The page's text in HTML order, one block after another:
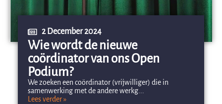
2 December 2024
Wie wordt de nieuwe
coördinator van ons Open
Podium?
We zoeken een coördinator (vrijwilliger) die in
samenwerking met de andere werkg...
Lees verder »